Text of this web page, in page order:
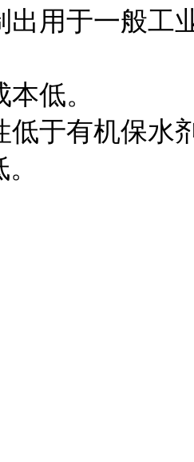
用于一般工
低。
于有机保水